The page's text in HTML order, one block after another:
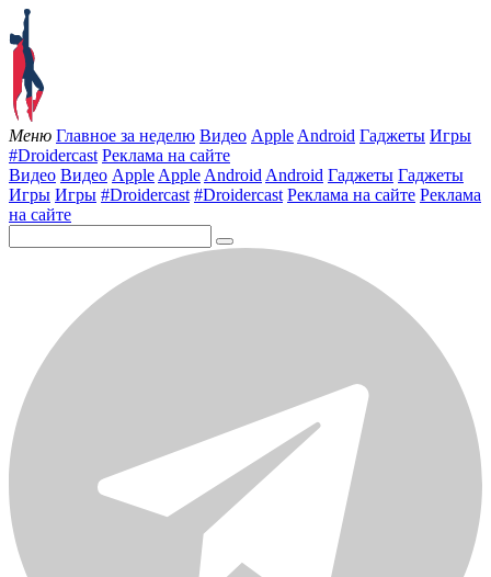
Меню Главное за неделю Видео AppleAndroid Гаджеты Игры
#Droidercast Реклама на сайте
Видео Видео AppleAppleAndroidAndroid Гаджеты Гаджеты
Игры Игры #Droidercast #Droidercast Реклама на сайте Реклама
на сайте